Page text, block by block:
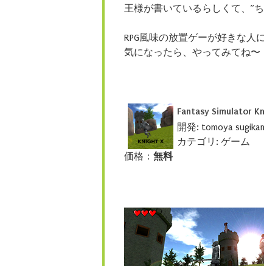
王様が書いているらしくて、”
RPG風味の放置ゲーが好きな人
気になったら、やってみてね〜
Fantasy Simulator
開発: tomoya
カテゴリ: ゲーム
価格： 無料